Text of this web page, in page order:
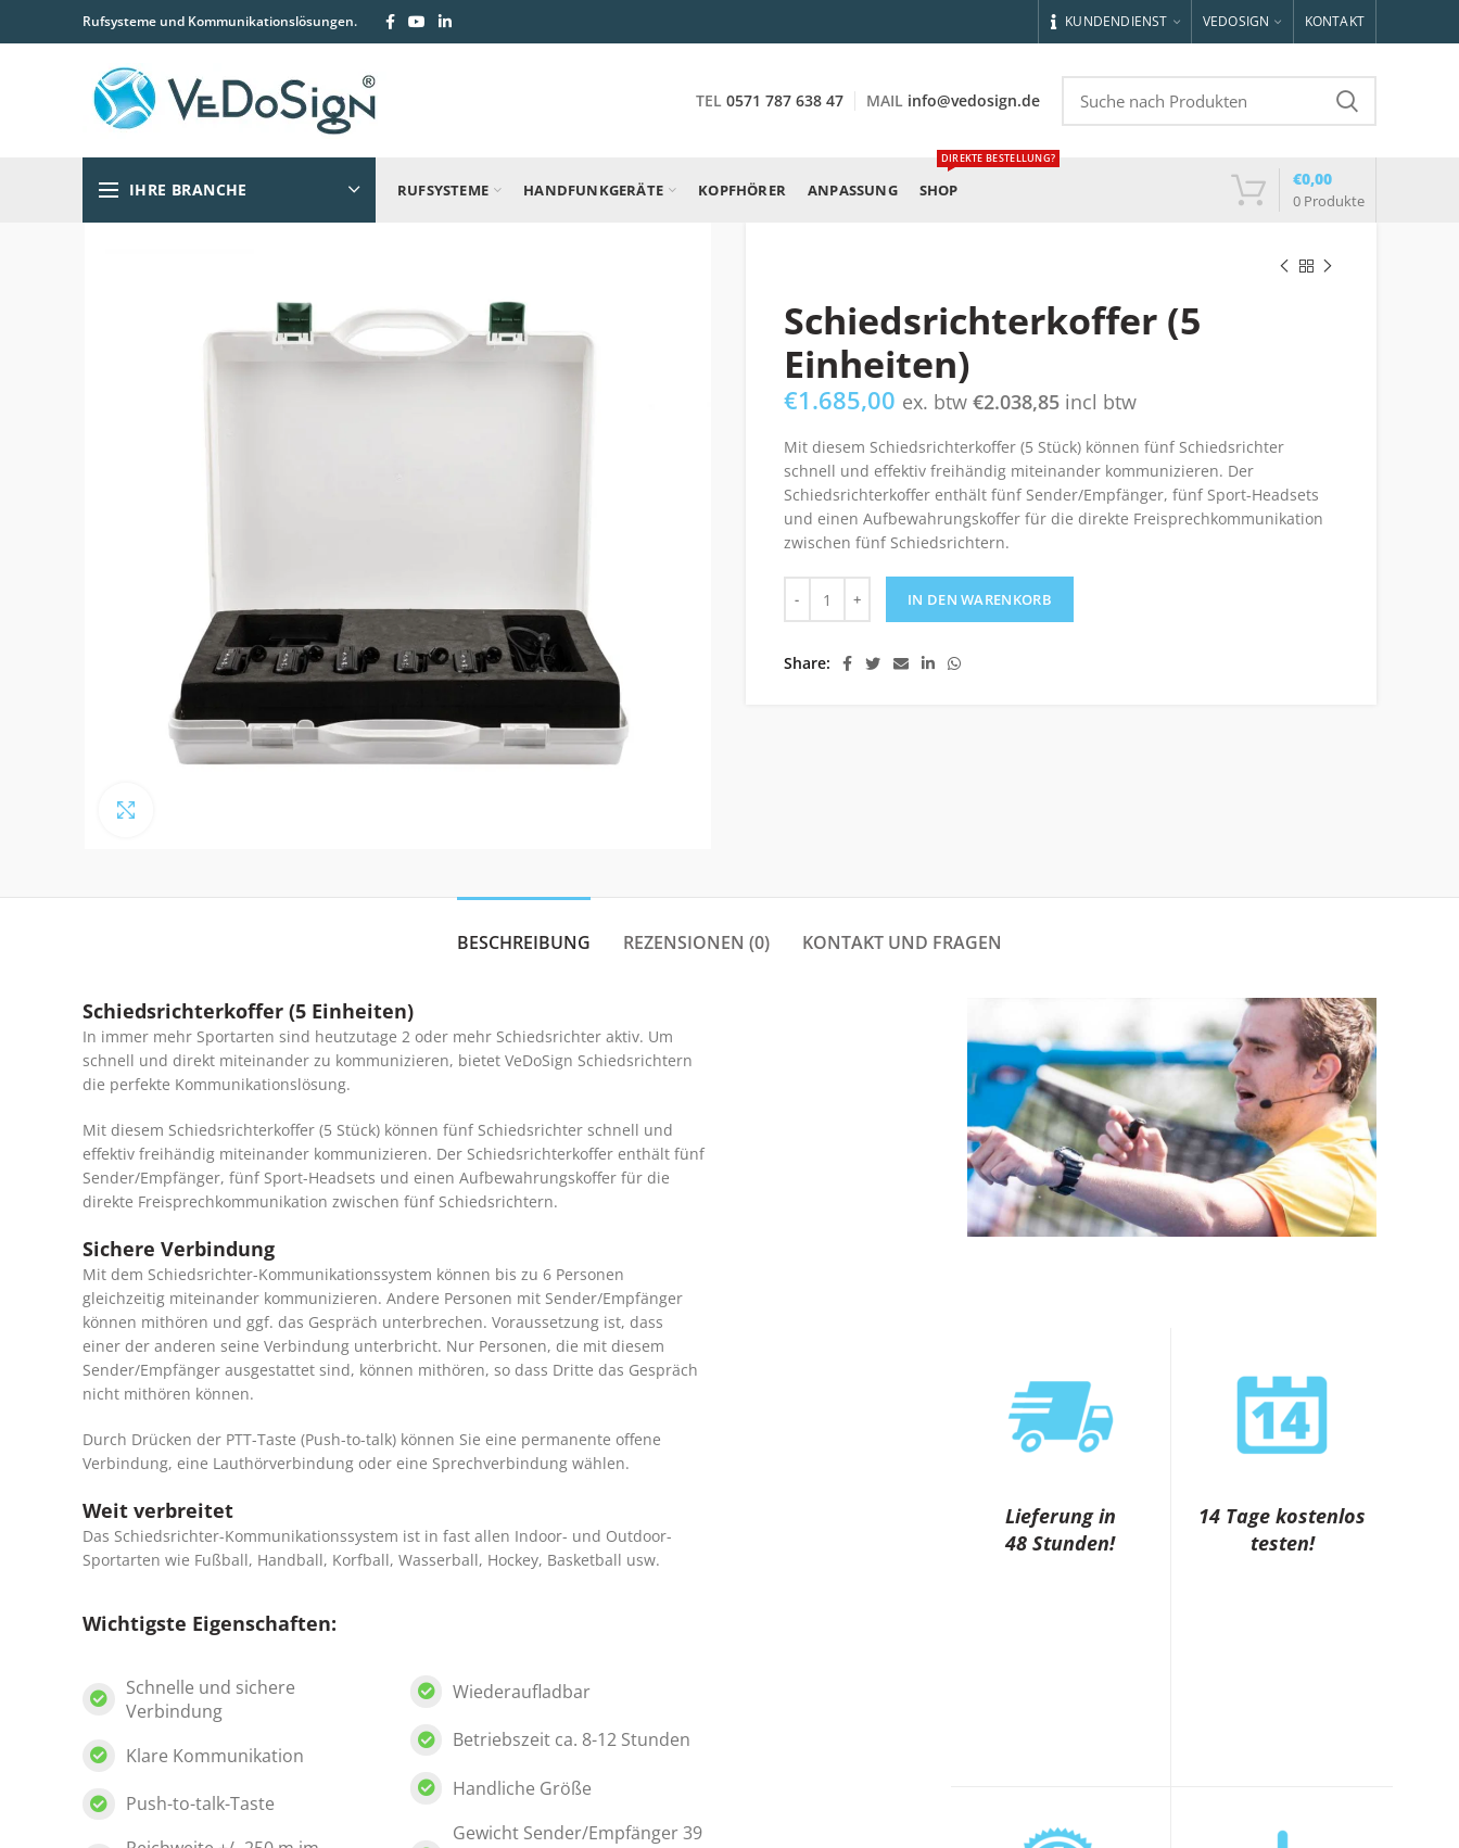
Rufsysteme und Kommunikationslösungen. KUNDENDIENST VEDOSIGN KONTAKT
TEL 0571 787 638 47 MAIL info@vedosign.de
IHRE BRANCHE RUFSYSTEME HANDFUNKGERÄTE KOPFHÖRER ANPASSUNG SHOP
DIREKTE BESTELLUNG?
0 Produkte
€0,00
Schiedsrichterkoffer (5
Einheiten)
€1.685,00 ex. btw €2.038,85 incl btw
Mit diesem Schiedsrichterkoffer (5 Stück) können fünf Schiedsrichter
schnell und effektiv freihändig miteinander kommunizieren. Der
Schiedsrichterkoffer enthält fünf Sender/Empfänger, fünf Sport-Headsets
und einen Aufbewahrungskoffer für die direkte Freisprechkommunikation
zwischen fünf Schiedsrichtern.
IN DEN WARENKORB
Share
BESCHREIBUNG REZENSIONEN (0) KONTAKT UND FRAGEN
Schiedsrichterkoffer (5 Einheiten)
In immer mehr Sportarten sind heutzutage 2 oder mehr Schiedsrichter aktiv. Um
schnell und direkt miteinander zu kommunizieren, bietet VeDoSign Schiedsrichtern
die perfekte Kommunikationslösung.
Mit diesem Schiedsrichterkoffer (5 Stück) können fünf Schiedsrichter schnell und
effektiv freihändig miteinander kommunizieren. Der Schiedsrichterkoffer enthält fünf
Sender/Empfänger, fünf Sport-Headsets und einen Aufbewahrungskoffer für die
direkte Freisprechkommunikation zwischen fünf Schiedsrichtern.
Sichere Verbindung
Mit dem Schiedsrichter-Kommunikationssystem können bis zu 6 Personen
gleichzeitig miteinander kommunizieren. Andere Personen mit Sender/Empfänger
können mithören und ggf. das Gespräch unterbrechen. Voraussetzung ist, dass
einer der anderen seine Verbindung unterbricht. Nur Personen, die mit diesem
Sender/Empfänger ausgestattet sind, können mithören, so dass Dritte das Gespräch
nicht mithören können.
Durch Drücken der PTT-Taste (Push-to-talk) können Sie eine permanente offene
Verbindung, eine Lauthörverbindung oder eine Sprechverbindung wählen.
Weit verbreitet
Das Schiedsrichter-Kommunikationssystem ist in fast allen Indoor- und Outdoor-
Sportarten wie Fußball, Handball, Korfball, Wasserball, Hockey, Basketball usw.
Wichtigste Eigenschaften:
Schnelle und sichere
Verbindung
Klare Kommunikation
Push-to-talk-Taste
Wiederaufladbar
Betriebszeit ca. 8-12 Stunden
Handliche Größe
Gewicht Sender/Empfänger 39
Lieferung in
48 Stunden!
14 Tage kostenlos
testen!